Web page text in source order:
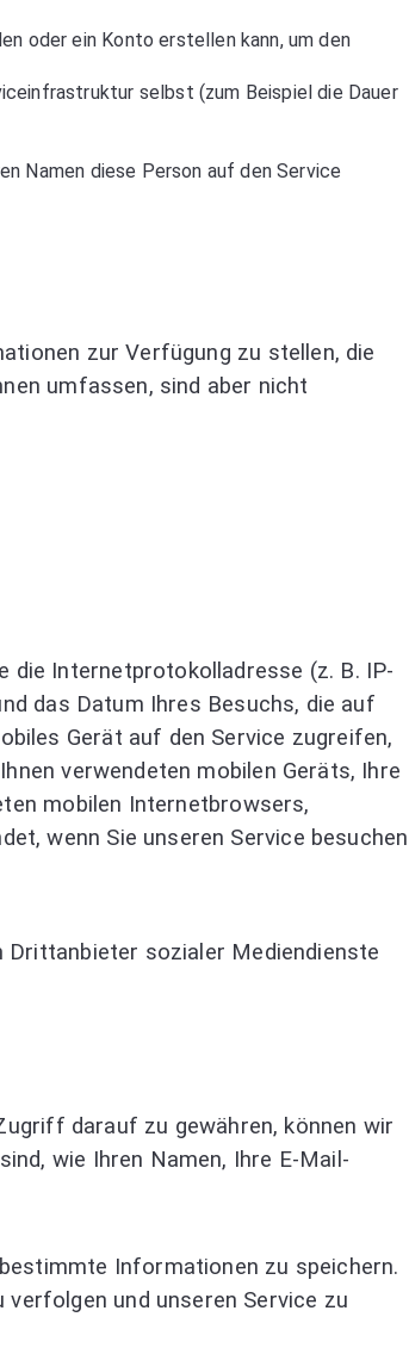
oder ein Konto erstellen kann, um den
selbst (zum Beispiel die Dauer
Namen diese Person auf den Service
zur Verfügung zu stellen, die
umfassen, sind aber nicht
Internetprotokolladresse (z. B. IP-
das Datum Ihres Besuchs, die auf
Gerät auf den Service zugreifen,
verwendeten mobilen Geräts, Ihre
mobilen Internetbrowsers,
wenn Sie unseren Service besuchen
Drittanbieter sozialer Mediendienste
darauf zu gewähren, können wir
wie Ihren Namen, Ihre E-Mail-
Informationen zu speichern.
und unseren Service zu